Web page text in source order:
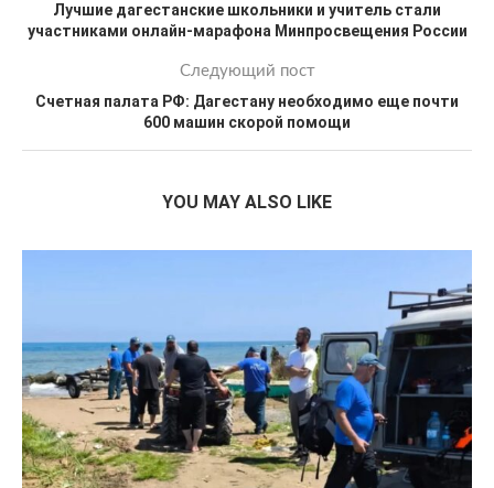
Лучшие дагестанские школьники и учитель стали
участниками онлайн-марафона Минпросвещения России
Следующий пост
Счетная палата РФ: Дагестану необходимо еще почти
600 машин скорой помощи
YOU MAY ALSO LIKE